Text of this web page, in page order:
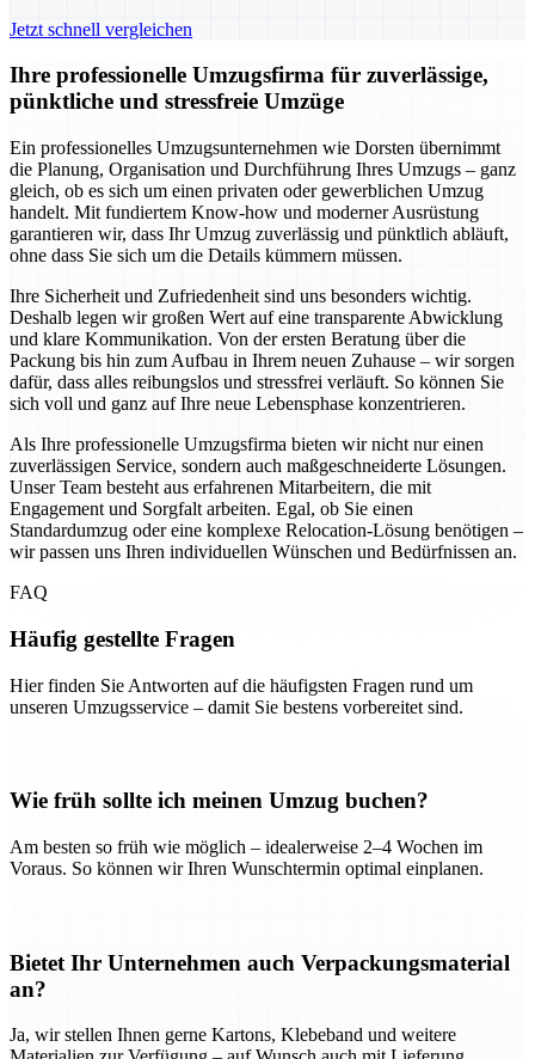
Jetzt schnell vergleichen
Ihre professionelle Umzugsfirma für zuverlässige,
pünktliche und stressfreie Umzüge
Ein professionelles Umzugsunternehmen wie Dorsten übernimmt
die Planung, Organisation und Durchführung Ihres Umzugs – ganz
gleich, ob es sich um einen privaten oder gewerblichen Umzug
handelt. Mit fundiertem Know-how und moderner Ausrüstung
garantieren wir, dass Ihr Umzug zuverlässig und pünktlich abläuft,
ohne dass Sie sich um die Details kümmern müssen.
Ihre Sicherheit und Zufriedenheit sind uns besonders wichtig.
Deshalb legen wir großen Wert auf eine transparente Abwicklung
und klare Kommunikation. Von der ersten Beratung über die
Packung bis hin zum Aufbau in Ihrem neuen Zuhause – wir sorgen
dafür, dass alles reibungslos und stressfrei verläuft. So können Sie
sich voll und ganz auf Ihre neue Lebensphase konzentrieren.
Als Ihre professionelle Umzugsfirma bieten wir nicht nur einen
zuverlässigen Service, sondern auch maßgeschneiderte Lösungen.
Unser Team besteht aus erfahrenen Mitarbeitern, die mit
Engagement und Sorgfalt arbeiten. Egal, ob Sie einen
Standardumzug oder eine komplexe Relocation-Lösung benötigen –
wir passen uns Ihren individuellen Wünschen und Bedürfnissen an.
FAQ
Häufig gestellte Fragen
Hier finden Sie Antworten auf die häufigsten Fragen rund um
unseren Umzugsservice – damit Sie bestens vorbereitet sind.
Wie früh sollte ich meinen Umzug buchen?
Am besten so früh wie möglich – idealerweise 2–4 Wochen im
Voraus. So können wir Ihren Wunschtermin optimal einplanen.
Bietet Ihr Unternehmen auch Verpackungsmaterial
an?
Ja, wir stellen Ihnen gerne Kartons, Klebeband und weitere